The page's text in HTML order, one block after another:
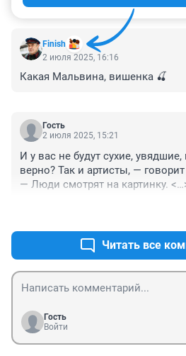
Finish
2 июля 2025, 16:16
Какая Мальвина, вишенка 🍒
Гость
2 июля 2025, 15:21
И у вас не будут сухие,
верно? Так и артисты, —
— Люди смотрят на картинку.
Читать все
Гость
Войти